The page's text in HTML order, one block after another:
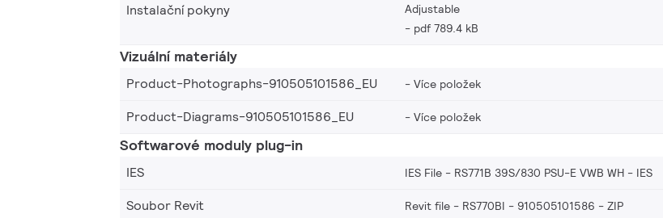
Instalační pokyny
Adjustable
pdf 789.4 kB
Vizuální materiály
Product-Photographs-910505101586_EU Více položek
Product-Diagrams-910505101586_EU
Více položek
Softwarové moduly plug-in
IES IES File - RS771B 39S/830 PSU-E VWB WH IES
Soubor Revit
Revit file - RS770BI - 910505101586 ZIP